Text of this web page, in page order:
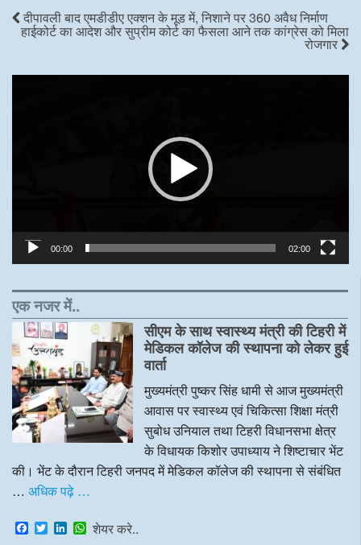
k n p
दीपावली बाद एमडीडीए एक्शन के मूड में, निशाने पर 360 अवैध निर्माण
हाईकोर्ट का आदेश और सुप्रीम कोर्ट का फैसला आने तक कांग्रेस को मिला
रोजगार
00:00 02:00
एक नजर में..
सीएम के साथ स्वास्थ्य मंत्री की टिहरी में
मेडिकल कॉलेज की स्थापना को लेकर हुई
वार्ता
मुख्यमंत्री पुष्कर सिंह धामी से आज मुख्यमंत्री
आवास पर स्वास्थ्य एवं चिकित्सा शिक्षा मंत्री
सुबोध उनियाल तथा टिहरी विधानसभा क्षेत्र
के विधायक किशोर उपाध्याय ने शिष्टाचार भेंट
की। भेंट के दौरान टिहरी जनपद में मेडिकल कॉलेज की स्थापना से संबंधित
… अधिक पढ़े …
F
a
T
w
L W
शेयर करे..